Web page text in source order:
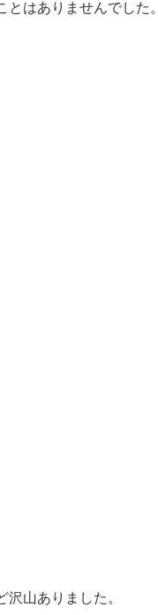
はありませんでした。
山ありました。